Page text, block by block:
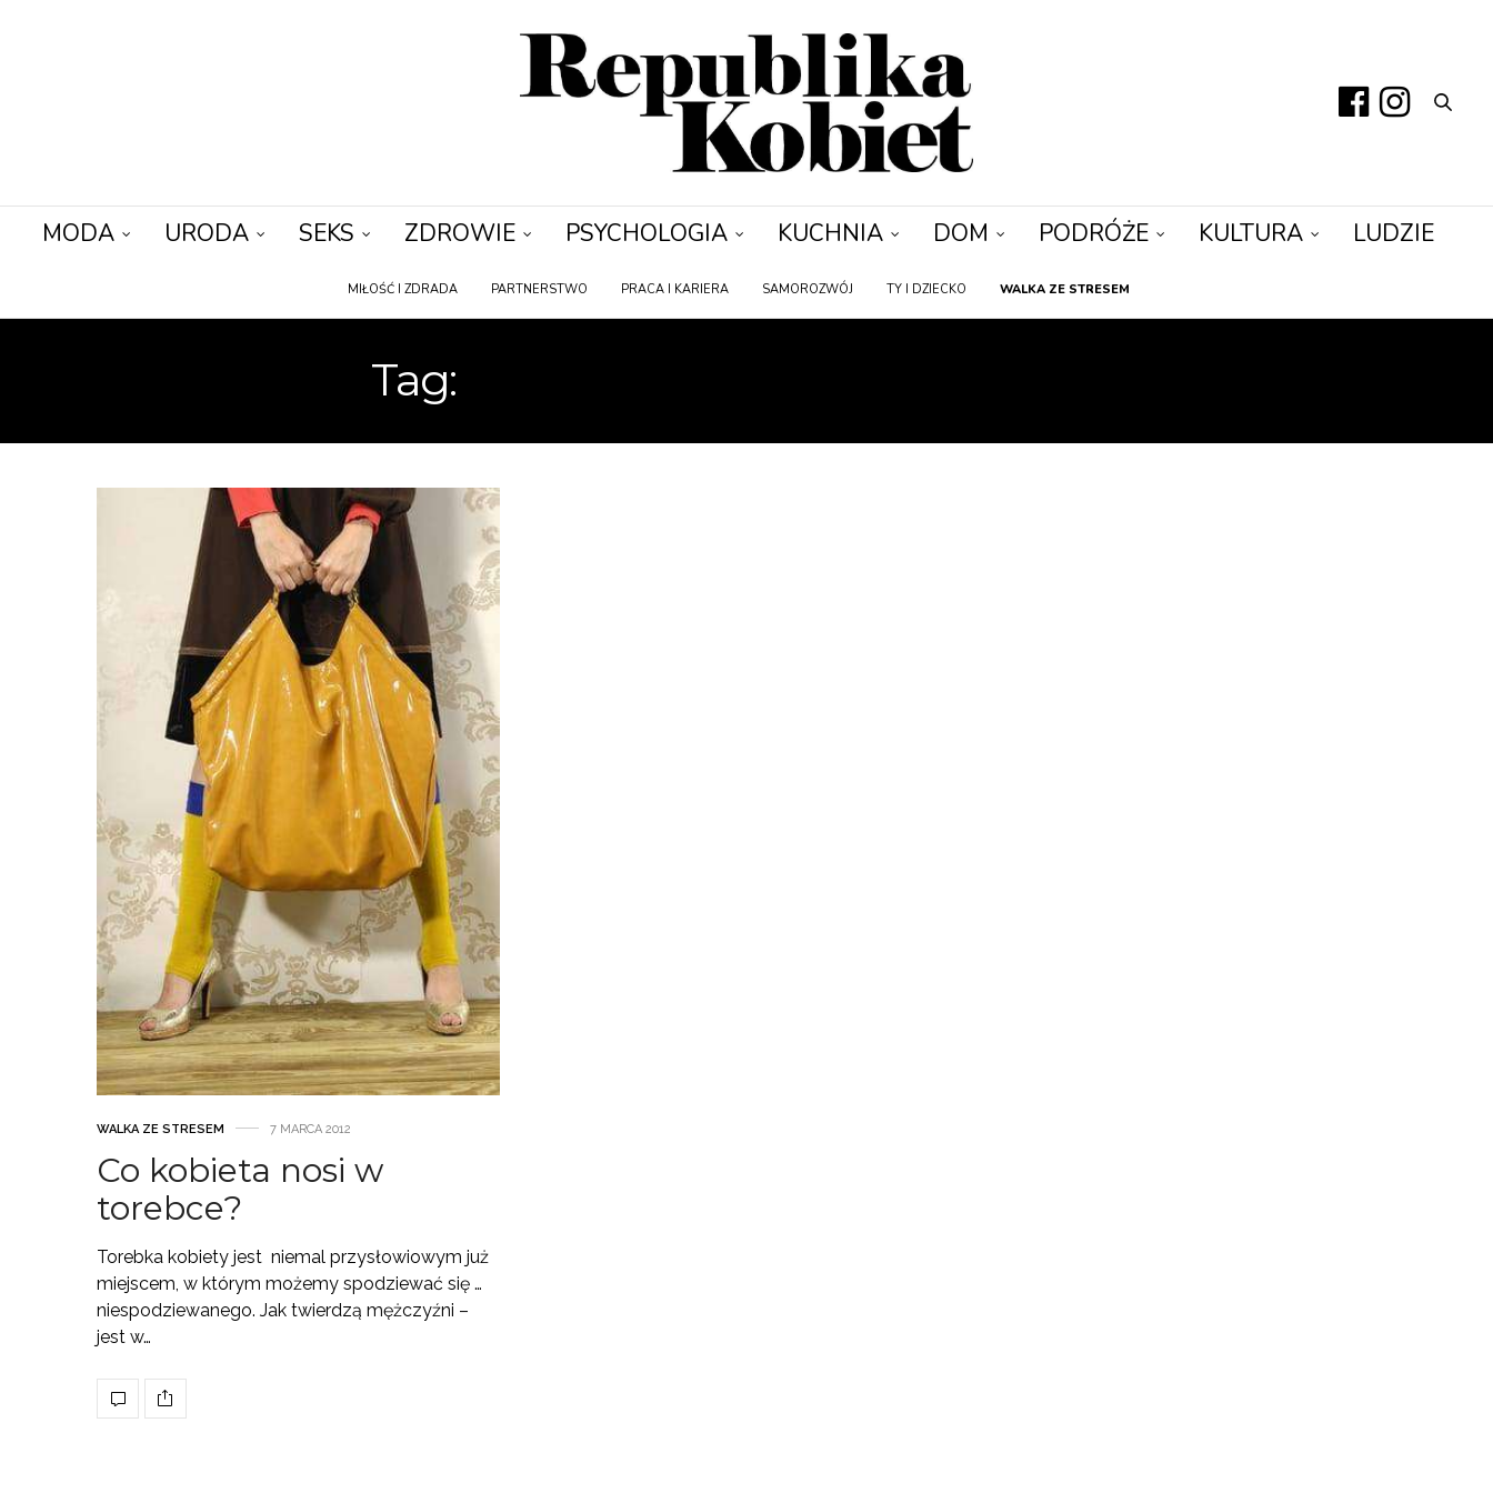
MODA URODA SEKS ZDROWIE PSYCHOLOGIA KUCHNIA DOM PODRÓŻE KULTURA LUDZIE
MIŁOŚĆ I ZDRADA PARTNERSTWO PRACA I KARIERA SAMOROZWÓJ TY I DZIECKO WALKA ZE STRESEM
Tag:
WALKA ZE STRESEM 7 MARCA 2012
Co kobieta nosi w
torebce?
Torebka kobiety jest niemal przysłowiowym już
miejscem, w którym możemy spodziewać się …
niespodziewanego. Jak twierdzą mężczyźni –
jest w…